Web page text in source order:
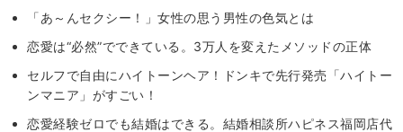
「あ～んセクシー！」女性の思う男性の色気とは
恋愛は“必然”でできている。3万人を変えたメソッドの正体
セルフで自由にハイトーンヘア！ドンキで先行発売「ハイトー
ンマニア」がすごい！
恋愛経験ゼロでも結婚はできる。結婚相談所ハピネス福岡店代